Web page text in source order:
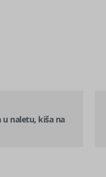
u naletu, kiša na